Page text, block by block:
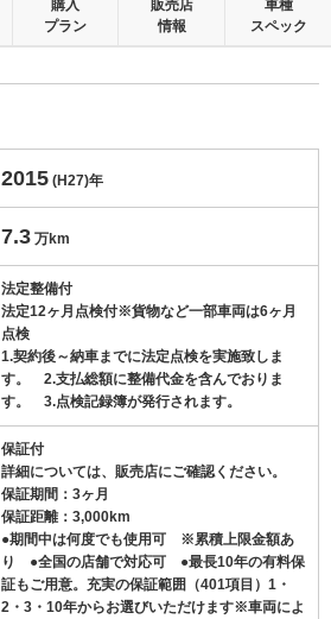
購入
プラン
販売店
情報
車種
スペック
2015 (H27)年
7.3 万km
法定整備付
法定12ヶ月点検付※貨物など一部車両は6ヶ月
点検
1.契約後～納車までに法定点検を実施致しま
す。 2.支払総額に整備代金を含んでおりま
す。 3.点検記録簿が発行されます。
保証付
詳細については、販売店にご確認ください。
保証期間：3ヶ月
保証距離：3,000km
●期間中は何度でも使用可 ※累積上限金額あ
り ●全国の店舗で対応可 ●最長10年の有料保
証もご用意。充実の保証範囲（401項目）1・
2・3・10年からお選びいただけます※車両によ